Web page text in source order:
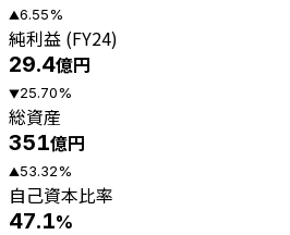
▲6.55%
純利益 (FY24)
29.4億円
▼25.70%
総資産
351億円
▲53.32%
自己資本比率
47.1%